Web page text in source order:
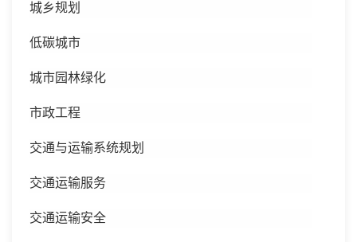
城乡规划
低碳城市
城市园林绿化
市政工程
交通与运输系统规划
交通运输服务
交通运输安全